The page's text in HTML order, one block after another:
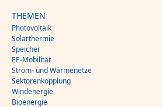
THEMEN
Photovoltaik
Solarthermie
Speicher
EE-Mobilität
Strom- und Wärmenetze
Sektorenkopplung
Windenergie
Bioenergie